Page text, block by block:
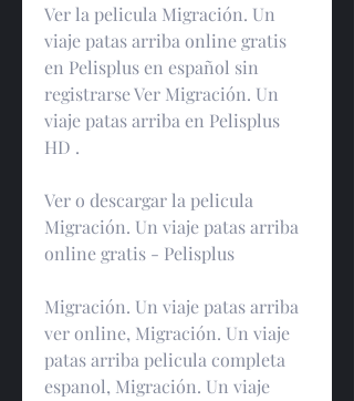
Ver la pelicula Migración. Un
viaje patas arriba online gratis
en Pelisplus en español sin
registrarse Ver Migración. Un
viaje patas arriba en Pelisplus
HD .
Ver o descargar la pelicula
Migración. Un viaje patas arriba
online gratis - Pelisplus
Migración. Un viaje patas arriba
ver online, Migración. Un viaje
patas arriba pelicula completa
espanol, Migración. Un viaje